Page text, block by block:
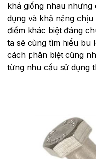
khá giống nhau
dụng và khả năng
điểm khác biệt đáng
ta sẽ cùng tìm hiểu bu
cách phân biệt cũng
từng nhu cầu sử dụng